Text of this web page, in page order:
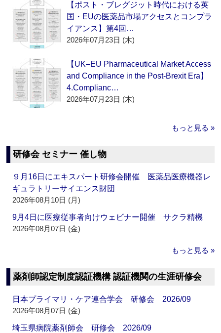
【ポスト・ブレグジット時代における英
国・EUの医薬品市場アクセスとコンプラ
イアンス】第4回…
2026年07月23日 (木)
【UK–EU Pharmaceutical Market Access
and Compliance in the Post-Brexit Era】
4.Complianc…
2026年07月23日 (木)
もっと見る »
研修会 セミナー 催し物
９月16日にエキスパート研修会開催 医薬品医療機器レ
ギュラトリーサイエンス財団
2026年08月10日 (月)
9月4日に医療従事者向けウェビナー開催 サクラ精機
2026年08月07日 (金)
もっと見る »
薬剤師認定制度認証機構 認証機関の生涯研修会
日本プライマリ・ケア連合学会 研修会 2026/09
2026年08月07日 (金)
埼玉県病院薬剤師会 研修会 2026/09